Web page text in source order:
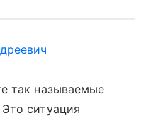
так называемые
ситуация